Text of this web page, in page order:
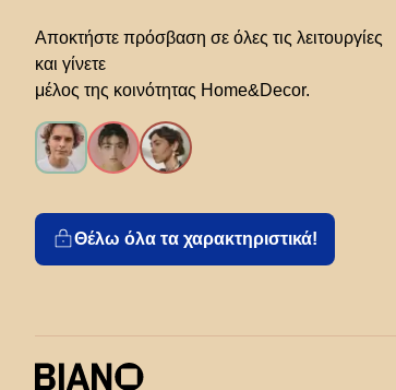
Αποκτήστε πρόσβαση σε όλες τις λειτουργίες
και γίνετε
μέλος της κοινότητας Home&Decor.
Θέλω όλα τα χαρακτηριστικά!